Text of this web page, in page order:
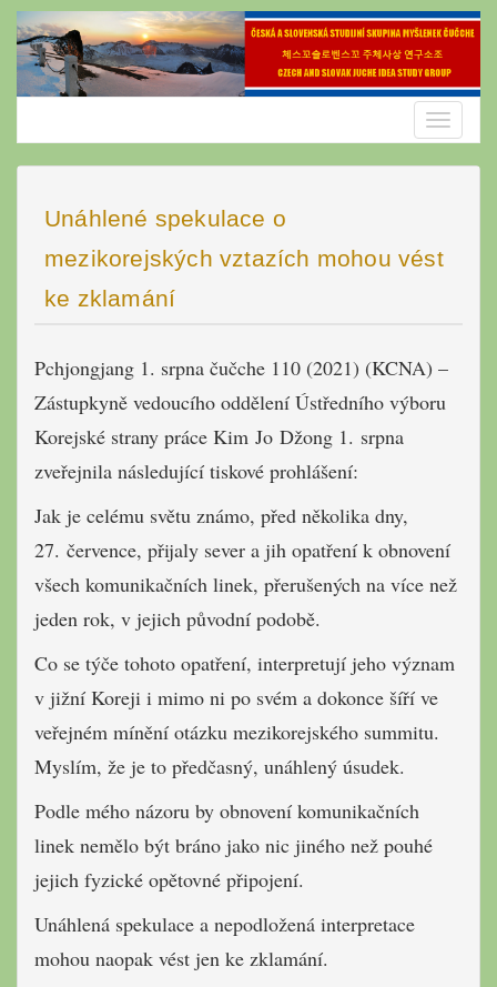
Skip
content
Toggle
Unáhlené spekulace o
mezikorejských vztazích mohou vést
ke zklamání
Pchjongjang 1. srpna čučche 110 (2021) (KCNA) –
Zástupkyně vedoucího oddělení Ústředního výboru
Korejské strany práce Kim Jo Džong 1. srpna
zveřejnila následující tiskové prohlášení:
Jak je celému světu známo, před několika dny,
27. července, přijaly sever a jih opatření k obnovení
všech komunikačních linek, přerušených na více než
jeden rok, v jejich původní podobě.
Co se týče tohoto opatření, interpretují jeho význam
v jižní Koreji i mimo ni po svém a dokonce šíří ve
veřejném mínění otázku mezikorejského summitu.
Myslím, že je to předčasný, unáhlený úsudek.
Podle mého názoru by obnovení komunikačních
linek nemělo být bráno jako nic jiného než pouhé
jejich fyzické opětovné připojení.
Unáhlená spekulace a nepodložená interpretace
mohou naopak vést jen ke zklamání.